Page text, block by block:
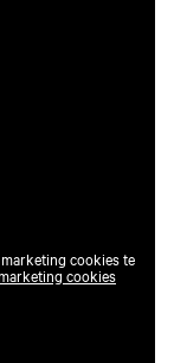
cookies te
cookies